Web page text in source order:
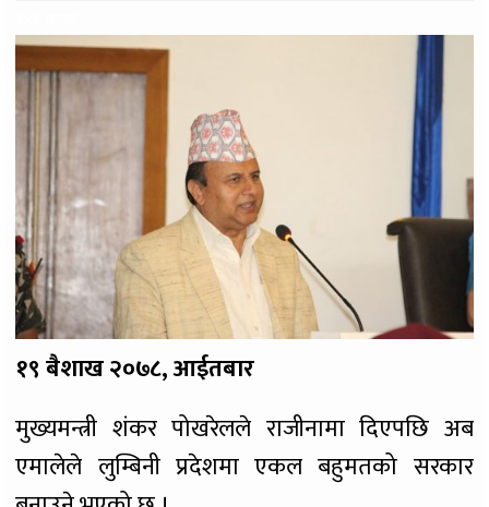
१९ बैशाख २०७८, आईतबार
मुख्यमन्त्री शंकर पोखरेलले राजीनामा दिएपछि अब
एमालेले लुम्बिनी प्रदेशमा एकल बहुमतको सरकार